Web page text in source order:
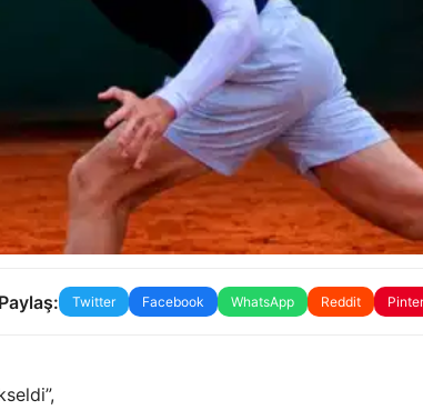
Paylaş: Twitter Facebook WhatsApp Reddit